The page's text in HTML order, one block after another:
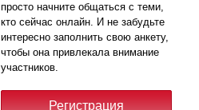
просто начните общаться с теми,
кто сейчас онлайн. И не забудьте
интересно заполнить свою анкету,
чтобы она привлекала внимание
участников.